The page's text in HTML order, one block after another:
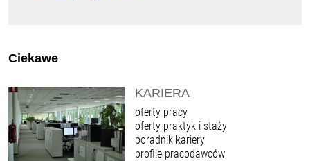
Ciekawe
KARIERA
oferty pracy
oferty praktyk i staży
poradnik kariery
profile pracodawców